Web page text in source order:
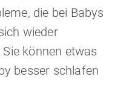
die bei Babys
wieder
können etwas
besser schlafen